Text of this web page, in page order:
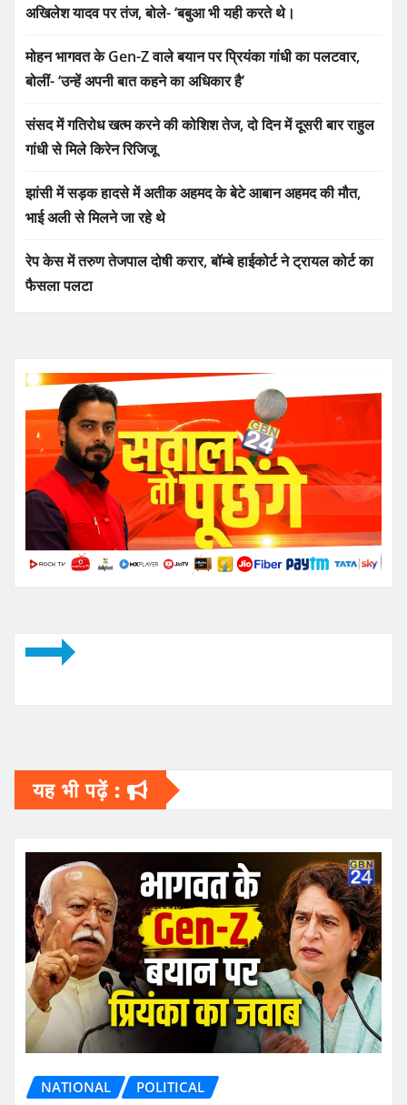
अखिलेश यादव पर तंज, बोले- ‘बबुआ भी यही करते थे।
मोहन भागवत के Gen-Z वाले बयान पर प्रियंका गांधी का पलटवार,
बोलीं- ‘उन्हें अपनी बात कहने का अधिकार है’
संसद में गतिरोध खत्म करने की कोशिश तेज, दो दिन में दूसरी बार राहुल
गांधी से मिले किरेन रिजिजू
झांसी में सड़क हादसे में अतीक अहमद के बेटे आबान अहमद की मौत,
भाई अली से मिलने जा रहे थे
रेप केस में तरुण तेजपाल दोषी करार, बॉम्बे हाईकोर्ट ने ट्रायल कोर्ट का
फैसला पलटा
यह भी पढ़ें :
NATIONAL POLITICAL